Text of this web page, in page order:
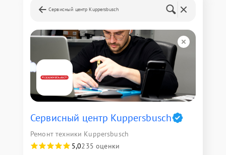
Сервисный центр Kuppersbusch
Сервисный центр Kuppersbusch
Ремонт техники Kuppersbusch
5,0235 оценки